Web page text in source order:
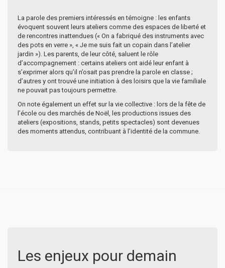
La parole des premiers intéressés en témoigne : les enfants
évoquent souvent leurs ateliers comme des espaces de liberté et
de rencontres inattendues (« On a fabriqué des instruments avec
des pots en verre », « Je me suis fait un copain dans l’atelier
jardin »). Les parents, de leur côté, saluent le rôle
d’accompagnement : certains ateliers ont aidé leur enfant à
s’exprimer alors qu’il n’osait pas prendre la parole en classe ;
d’autres y ont trouvé une initiation à des loisirs que la vie familiale
ne pouvait pas toujours permettre.
On note également un effet sur la vie collective : lors de la fête de
l’école ou des marchés de Noël, les productions issues des
ateliers (expositions, stands, petits spectacles) sont devenues
des moments attendus, contribuant à l’identité de la commune.
Les enjeux pour demain